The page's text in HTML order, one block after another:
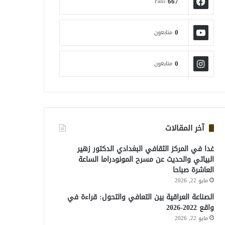
0 متابعون
0 متابعون
آخر المقالات
غدا في المركز الثقافي البغدادي الدكتور زهير
البياتي والحديث عن مسرح المونودراما الساعة
العاشرة صباحا
مايو 22, 2026
الصناعة العراقية بين التعافي والتحول: قراءة في
واقع 2022-2026
مايو 22, 2026